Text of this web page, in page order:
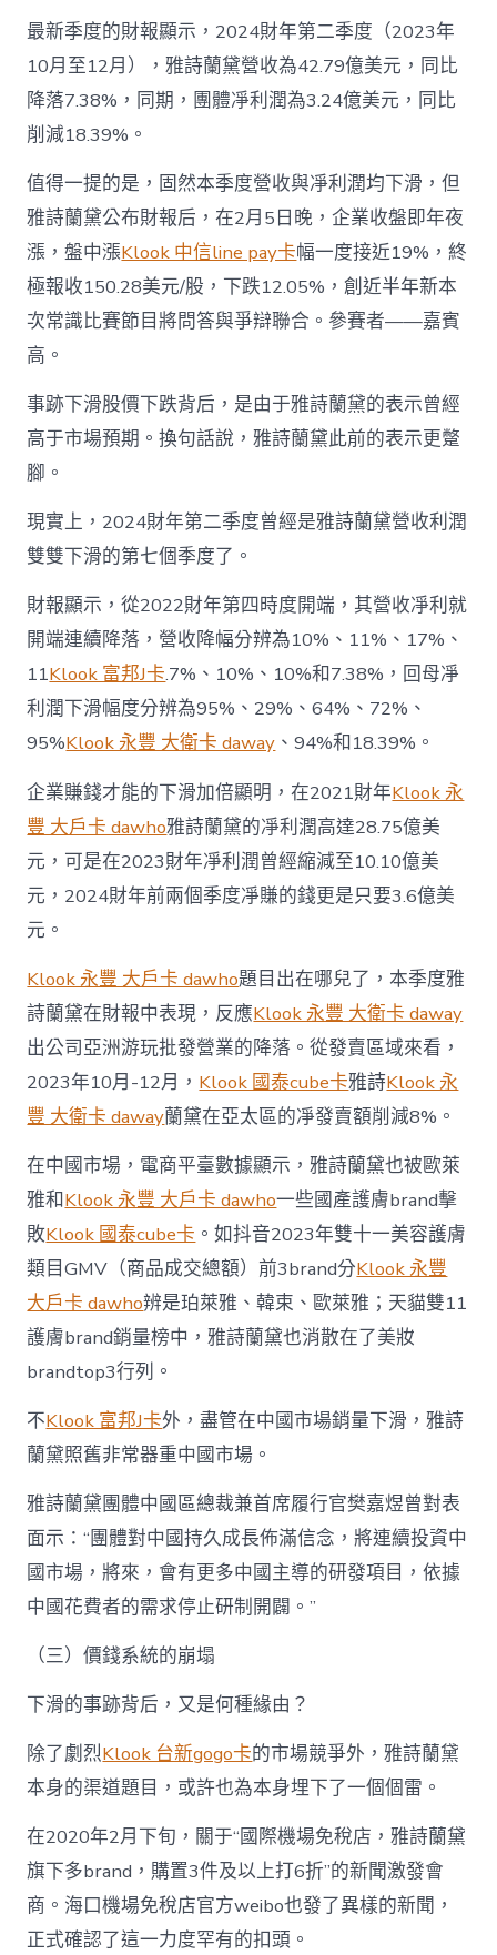
最新季度的財報顯示，2024財年第二季度（2023年
10月至12月），雅詩蘭黛營收為42.79億美元，同比
降落7.38%，同期，團體凈利潤為3.24億美元，同比
削減18.39%。
值得一提的是，固然本季度營收與凈利潤均下滑，但
雅詩蘭黛公布財報后，在2月5日晚，企業收盤即年夜
漲，盤中漲Klook 中信line pay卡幅一度接近19%，終
極報收150.28美元/股，下跌12.05%，創近半年新本
次常識比賽節目將問答與爭辯聯合。參賽者——嘉賓
高。
事跡下滑股價下跌背后，是由于雅詩蘭黛的表示曾經
高于市場預期。換句話說，雅詩蘭黛此前的表示更蹩
腳。
現實上，2024財年第二季度曾經是雅詩蘭黛營收利潤
雙雙下滑的第七個季度了。
財報顯示，從2022財年第四時度開端，其營收凈利就
開端連續降落，營收降幅分辨為10%、11%、17%、
11Klook 富邦J卡.7%、10%、10%和7.38%，回母凈
利潤下滑幅度分辨為95%、29%、64%、72%、
95%Klook 永豐 大衛卡 daway 、94%和18.39%。
企業賺錢才能的下滑加倍顯明，在2021財年Klook 永
豐 大戶卡 dawho雅詩蘭黛的凈利潤高達28.75億美
元，可是在2023財年凈利潤曾經縮減至10.10億美
元，2024財年前兩個季度凈賺的錢更是只要3.6億美
元。
Klook 永豐 大戶卡 dawho題目出在哪兒了，本季度雅
詩蘭黛在財報中表現，反應Klook 永豐 大衛卡 daway
出公司亞洲游玩批發營業的降落。從發賣區域來看，
2023年10月-12月， Klook 國泰cube卡雅詩Klook 永
豐 大衛卡 daway蘭黛在亞太區的凈發賣額削減8%。
在中國市場，電商平臺數據顯示，雅詩蘭黛也被歐萊
雅和Klook 永豐 大戶卡 dawho一些國產護膚brand擊
敗Klook 國泰cube卡 。如抖音2023年雙十一美容護膚
類目GMV（商品成交總額）前3brand分Klook 永豐
大戶卡 dawho辨是珀萊雅、韓束、歐萊雅；天貓雙11
護膚brand銷量榜中，雅詩蘭黛也消散在了美妝
brandtop3行列。
不Klook 富邦J卡外，盡管在中國市場銷量下滑，雅詩
蘭黛照舊非常器重中國市場。
雅詩蘭黛團體中國區總裁兼首席履行官樊嘉煜曾對表
面示：“團體對中國持久成長佈滿信念，將連續投資中
國市場，將來，會有更多中國主導的研發項目，依據
中國花費者的需求停止研制開闢。”
（三）價錢系統的崩塌
下滑的事跡背后，又是何種緣由？
除了劇烈Klook 台新gogo卡的市場競爭外，雅詩蘭黛
本身的渠道題目，或許也為本身埋下了一個個雷。
在2020年2月下旬，關于“國際機場免稅店，雅詩蘭黛
旗下多brand，購置3件及以上打6折”的新聞激發會
商。海口機場免稅店官方weibo也發了異樣的新聞，
正式確認了這一力度罕有的扣頭。